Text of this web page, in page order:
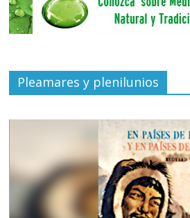
Pleamares y plenilunios